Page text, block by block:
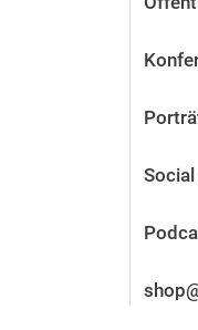
Stellenangebote
Alum­ni und
Kontakt und